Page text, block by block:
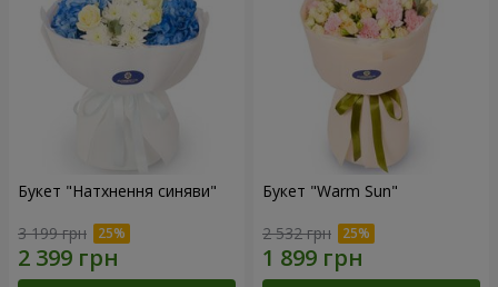
Букет "Натхнення синяви"
3 199 грн
Букет "Warm Sun"
2 532 грн